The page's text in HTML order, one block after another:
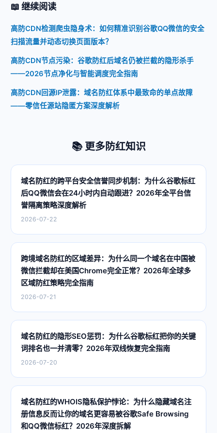
📖 继续阅读
高防CDN检测爬虫隐身术：如何精准识别谷歌QQ微信的安全
扫描流量并动态切换页面版本？
高防CDN节点污染：谷歌防红后域名仍被拦截的隐形杀手
——2026节点净化与智能调度完全指南
高防CDN回源IP泄露：域名防红体系中最致命的单点故障
——零信任源站隐匿方案深度解析
📚 更多防红知识
域名防红的跨平台安全信誉同步机制：为什么谷歌标红
后QQ微信会在24小时内自动跟进？2026年全平台信
誉隔离策略深度解析
2026-07-22
跨境域名防红的区域差异：为什么同一个域名在中国被
微信拦截却在美国Chrome完全正常？2026年全球多
区域防红策略完全指南
2026-07-21
域名防红的隐形SEO惩罚：为什么谷歌标红把你的关键
词排名也一并清零？2026年双线恢复完全指南
2026-07-20
域名防红的WHOIS隐私保护悖论：为什么隐藏域名注
册信息反而让你的域名更容易被谷歌Safe Browsing
和QQ微信标红？2026年深度拆解